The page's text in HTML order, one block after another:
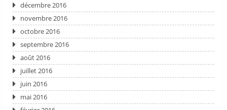
décembre 2016
novembre 2016
octobre 2016
septembre 2016
août 2016
juillet 2016
juin 2016
mai 2016